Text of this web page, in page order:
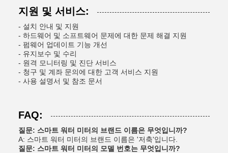
지원 및 서비스:
- 설치 안내 및 지원
- 하드웨어 및 소프트웨어 문제에 대한 문제 해결 지원
- 펌웨어 업데이트 기능 개선
- 유지보수 및 수리
- 원격 모니터링 및 진단 서비스
- 청구 및 계좌 문의에 대한 고객 서비스 지원
- 사용 설명서 및 참조 문서
FAQ:
질문: 스마트 워터 미터의 브랜드 이름은 무엇입니까?
A: 스마트 워터 미터의 브랜드 이름은 '저축'입니다.
질문: 스마트 워터 미터의 모델 번호는 무엇입니까?